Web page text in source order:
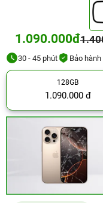
1.090.000đ
30 - 45 phút Bảo
128GB
1.090.000 đ